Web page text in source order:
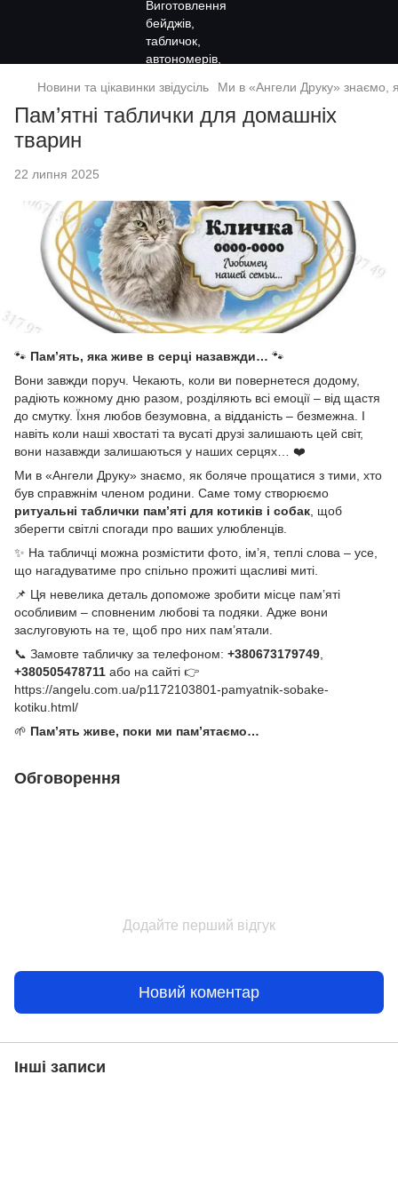
Новини та цікавинки звідусіль Ми в «Ангели Друку» знаємо,
Пам’ятні таблички для домашніх
тварин
22 липня 2025
🐾 Пам’ять, яка живе в серці назавжди… 🐾
Вони завжди поруч. Чекають, коли ви повернетеся додому,
радіють кожному дню разом, розділяють всі емоції – від щастя
до смутку. Їхня любов безумовна, а відданість – безмежна. І
навіть коли наші хвостаті та вусаті друзі залишають цей світ,
вони назавжди залишаються у наших серцях… ❤️
Ми в «Ангели Друку» знаємо, як боляче прощатися з тими, хто
був справжнім членом родини. Саме тому створюємо
ритуальні таблички пам’яті для котиків і собак, щоб
зберегти світлі спогади про ваших улюбленців.
✨ На табличці можна розмістити фото, ім’я, теплі слова – усе,
що нагадуватиме про спільно прожиті щасливі миті.
📌 Ця невелика деталь допоможе зробити місце пам’яті
особливим – сповненим любові та подяки. Адже вони
заслуговують на те, щоб про них пам’ятали.
📞 Замовте табличку за телефоном: +380673179749,
+380505478711 або на сайті 👉
https://angelu.com.ua/p1172103801-pamyatnik-sobake-
kotiku.html/
🌱 Пам’ять живе, поки ми пам’ятаємо…
Обговорення
Додайте перший відгук
Новий коментар
Інші записи